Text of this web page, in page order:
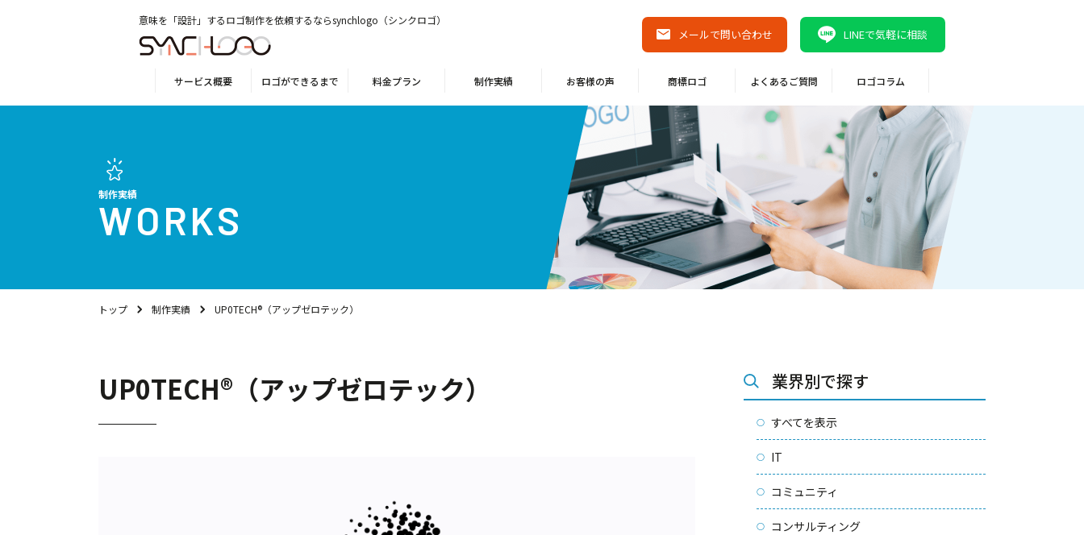
意味を「設計」するロゴ制作を依頼するならsynchlogo（シンクロゴ）
メールで問い合わせ LINEで気軽に相談
サービス概要 ロゴができるまで 料金プラン 制作実績 お客様の声 商標ロゴ よくあるご質問 ロゴコラム
制作実績
WORKS
トップ 制作実績 UP0TECH®（アップゼロテック）
UP0TECH®（アップゼロテック） 業界別で探す
すべてを表示
IT
コミュニティ
コンサルティング